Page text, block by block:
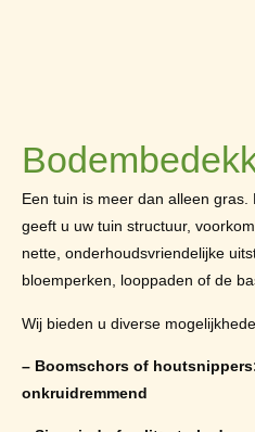
Een tuin is meer dan alleen
geeft u uw tuin structuur,
nette, onderhoudsvriendelijke
bloemperken, looppaden of de
Wij bieden u diverse
– Boomschors of
onkruidremmend